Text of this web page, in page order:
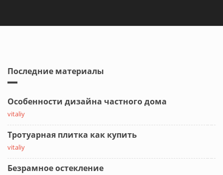
Последние материалы
Особенности дизайна частного дома
vitaliy
Тротуарная плитка как купить
vitaliy
Безрамное остекление